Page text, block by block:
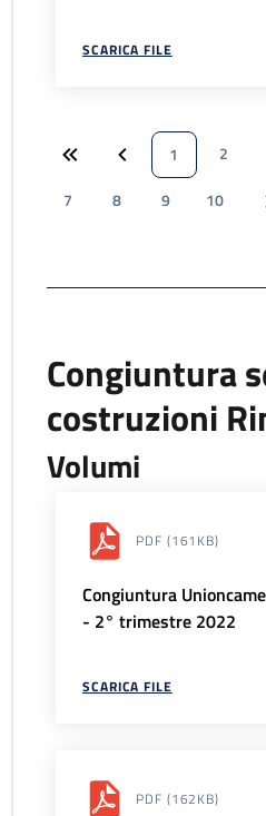
SCARICA FILE
1 2
7
8 9 10
Congiuntura
costruzioni
Volumi
PDF (161KB)
Congiuntura
- 2° trimestre 2022
SCARICA FILE
PDF (162KB)